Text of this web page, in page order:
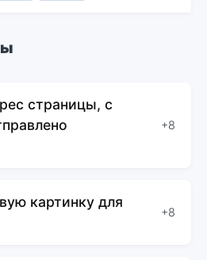
страницы, с
+8
картинку для
+8